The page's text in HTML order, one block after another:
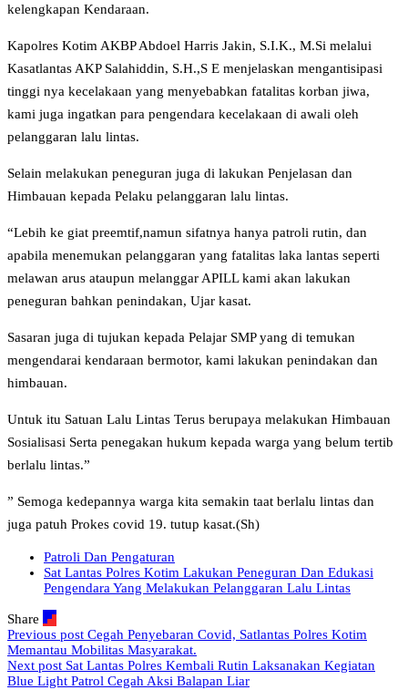
kelengkapan Kendaraan.
Kapolres Kotim AKBP Abdoel Harris Jakin, S.I.K., M.Si melalui
Kasatlantas AKP Salahiddin, S.H.,S E menjelaskan mengantisipasi
tinggi nya kecelakaan yang menyebabkan fatalitas korban jiwa,
kami juga ingatkan para pengendara kecelakaan di awali oleh
pelanggaran lalu lintas.
Selain melakukan peneguran juga di lakukan Penjelasan dan
Himbauan kepada Pelaku pelanggaran lalu lintas.
“Lebih ke giat preemtif,namun sifatnya hanya patroli rutin, dan
apabila menemukan pelanggaran yang fatalitas laka lantas seperti
melawan arus ataupun melanggar APILL kami akan lakukan
peneguran bahkan penindakan, Ujar kasat.
Sasaran juga di tujukan kepada Pelajar SMP yang di temukan
mengendarai kendaraan bermotor, kami lakukan penindakan dan
himbauan.
Untuk itu Satuan Lalu Lintas Terus berupaya melakukan Himbauan
Sosialisasi Serta penegakan hukum kepada warga yang belum tertib
berlalu lintas.”
” Semoga kedepannya warga kita semakin taat berlalu lintas dan
juga patuh Prokes covid 19. tutup kasat.(Sh)
Patroli Dan Pengaturan
Sat Lantas Polres Kotim Lakukan Peneguran Dan Edukasi
Pengendara Yang Melakukan Pelanggaran Lalu Lintas
Share
Previous post Cegah Penyebaran Covid, Satlantas Polres Kotim
Memantau Mobilitas Masyarakat.
Next post Sat Lantas Polres Kembali Rutin Laksanakan Kegiatan
Blue Light Patrol Cegah Aksi Balapan Liar